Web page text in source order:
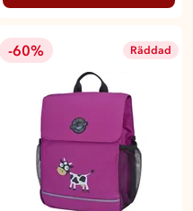
-60% Räddad